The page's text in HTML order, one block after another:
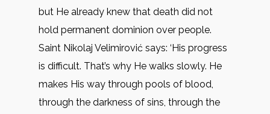
but He already knew that death did not
hold permanent dominion over people.
Saint Nikolaj Velimirović says: ‘His progress
is difficult. That’s why He walks slowly. He
makes His way through pools of blood,
through the darkness of sins, through the